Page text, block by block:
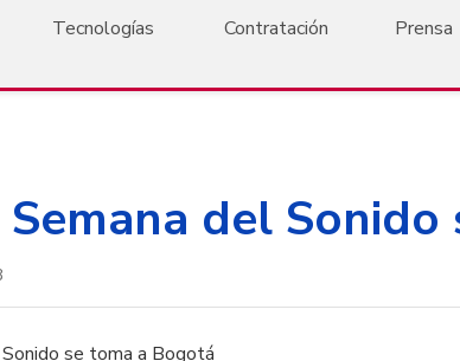
Tecnologías Contratación Prensa
del